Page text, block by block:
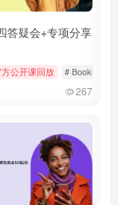
# tiktok # 厨房用品
答疑会+专项分享
公开课回放 # Bookings
267